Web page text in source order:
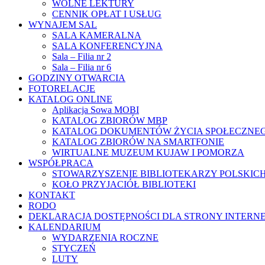
WOLNE LEKTURY
CENNIK OPŁAT I USŁUG
WYNAJEM SAL
SALA KAMERALNA
SALA KONFERENCYJNA
Sala – Filia nr 2
Sala – Filia nr 6
GODZINY OTWARCIA
FOTORELACJE
KATALOG ONLINE
Aplikacja Sowa MOBI
KATALOG ZBIORÓW MBP
KATALOG DOKUMENTÓW ŻYCIA
KATALOG ZBIORÓW NA SMARTFONIE
WIRTUALNE MUZEUM KUJAW I POMORZA
WSPÓŁPRACA
STOWARZYSZENIE BIBLIOTEKARZY
KOŁO PRZYJACIÓŁ BIBLIOTEKI
KONTAKT
RODO
DEKLARACJA DOSTĘPNOŚCI DLA STRONY
KALENDARIUM
WYDARZENIA ROCZNE
STYCZEŃ
LUTY